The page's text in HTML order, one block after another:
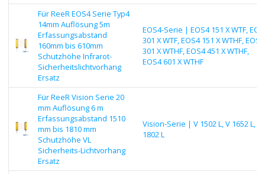
Für ReeR EOS4 Serie Typ4
14mm Auflösung 5m
Erfassungsabstand
160mm bis 610mm
Schutzhöhe Infrarot-
Sicherheitslichtvorhang
Ersatz
EOS4-Serie | EOS4 151 X WTF,
301 X WTF, EOS4 151 X WTHF, EOS4
301 X WTHF, EOS4 451 X WTHF,
EOS4 601 X WTHF
Für ReeR Vision Serie 20
mm Auflösung 6 m
Erfassungsabstand 1510
mm bis 1810 mm
Schutzhöhe VL
Sicherheits-Lichtvorhang
Ersatz
Vision-Serie | V 1502 L, V 1652 L, V
1802 L